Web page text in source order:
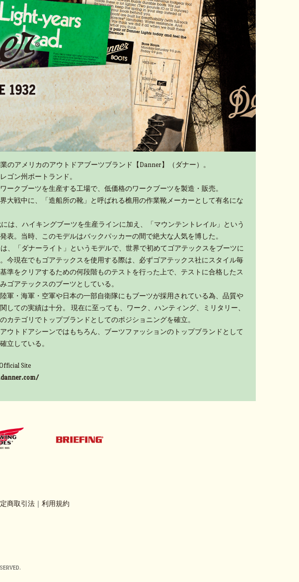
のアメリカのアウトドアブーツブランド【Danner】（ダナー）。
ゴン州ポートランド。
ークブーツを生産する工場で、低価格のワークブーツを製造・販売。
大戦中に、「造船所の靴」と呼ばれる樵用の作業靴メーカーとして有名にな
は、ハイキングブーツを生産ラインに加え、「マウンテントレイル」という
表。当時、このモデルはバックパッカーの間で絶大な人気を博した。
、「ダナーライト」というモデルで、世界で初めてゴアテックスをブーツに
今現在でもゴアテックスを使用する際は、必ずゴアテックス社にスタイル毎
準をクリアするための何段階ものテストを行った上で、テストに合格したス
ゴアテックスのブーツとしている。
軍・海軍・空軍や日本の一部自衛隊にもブーツが採用されている為、品質や
しての実績は十分。 現在に至っても、ワーク、ハンティング、ミリタリー、
カテゴリでトップブランドとしてのポジショニングを確立。
ウトドアシーンではもちろん、ブーツファッションのトップブランドとして
立している。
Site
商取引法 利用規約